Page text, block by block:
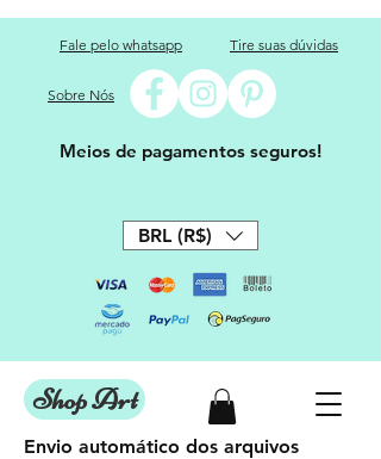
Fale pelo whatsapp Tire suas dúvidas
Sobre Nós
Meios de pagamentos seguros!
BRL (R$)
Shop Art
Envio automático dos arquivos